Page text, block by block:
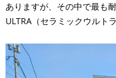
ありますが、その中で最も
ULTRA（セラミックウルト